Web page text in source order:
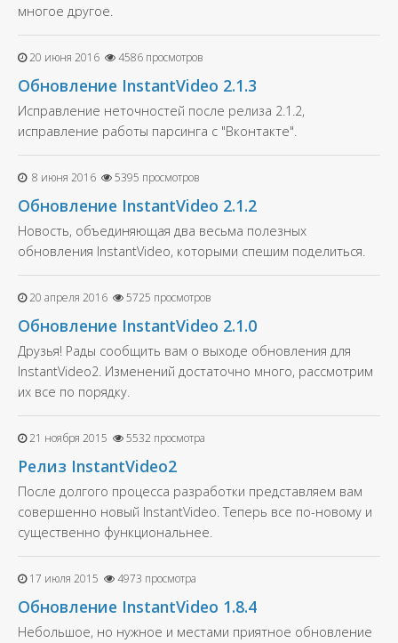
многое другое.
20 июня 2016 4586 просмотров
Обновление InstantVideo 2.1.3
Исправление неточностей после релиза 2.1.2,
исправление работы парсинга с "Вконтакте".
8 июня 2016 5395 просмотров
Обновление InstantVideo 2.1.2
Новость, объединяющая два весьма полезных
обновления InstantVideo, которыми спешим поделиться.
20 апреля 2016 5725 просмотров
Обновление InstantVideo 2.1.0
Друзья! Рады сообщить вам о выходе обновления для
InstantVideo2. Изменений достаточно много, рассмотрим
их все по порядку.
21 ноября 2015 5532 просмотра
Релиз InstantVideo2
После долгого процесса разработки представляем вам
совершенно новый InstantVideo. Теперь все по-новому и
существенно функциональнее.
17 июля 2015 4973 просмотра
Обновление InstantVideo 1.8.4
Небольшое, но нужное и местами приятное обновление